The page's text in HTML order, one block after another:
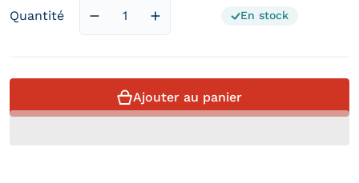
Quantité
Diminuer la quantité pour Matelas à
Augmenter la quantité pour
En stock
Ajouter au panier